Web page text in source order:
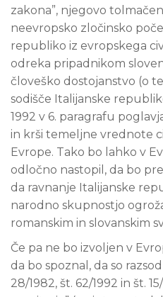
zakona”, njegovo
neevropsko zločinsko
republiko iz evropskega
odreka pripadnikom
človeško dostojanstvo (o
sodišče Italijanske
1992 v 6. paragrafu
in krši temeljne vrednote
Evrope. Tako bo lahko v
odločno nastopil, da bo
da ravnanje Italijanske
narodno skupnostjo
romanskim in slovanskim
Če pa ne bo izvoljen v
da bo spoznal, da so
28/1982, št. 62/1992 in št.